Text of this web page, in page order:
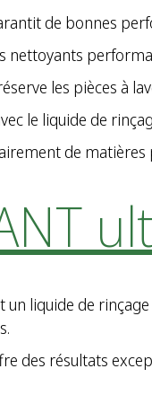
de bonnes
nettoyants
les pièces à
le liquide de
de matières
un liquide de
des résultats